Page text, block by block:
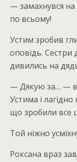
— замахнувся
по всьому!
Устим зробив
оповідь. Сестри
дивились на
— Дякую за… —
Устима і
що зробили все
Той ніжно
Роксана враз